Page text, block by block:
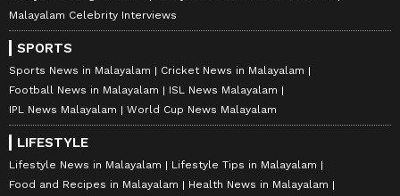
Malayalam Celebrity Interviews
SPORTS
Sports News in Malayalam
Cricket News in Malayalam
Football News in Malayalam
ISL News Malayalam
IPL News Malayalam
World Cup News Malayalam
LIFESTYLE
Lifestyle News in Malayalam
Lifestyle Tips in Malayalam
Food and Recipes in Malayalam
Health News in Malayalam